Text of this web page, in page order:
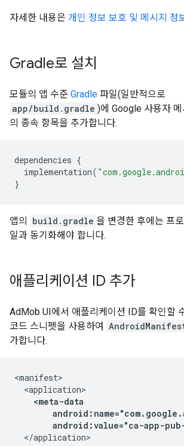
자세한 내용은 개인 정보 보호 및 메시지 정
Gradle로 설치
모듈의 앱 수준 Gradle 파일(일반적으로
app/build.gradle )에 Google 사용자
의 종속 항목을 추가합니다.
dependencies {
implementation(
}
앱의 build.gradle 을 변경한 후에는 프
일과 동기화해야 합니다.
애플리케이션 ID 추가
AdMob UI에서 애플리케이션 ID를 확인할
코드 스니펫을 사용하여
가합니다.
android:value="ca-app-pub-
</application>